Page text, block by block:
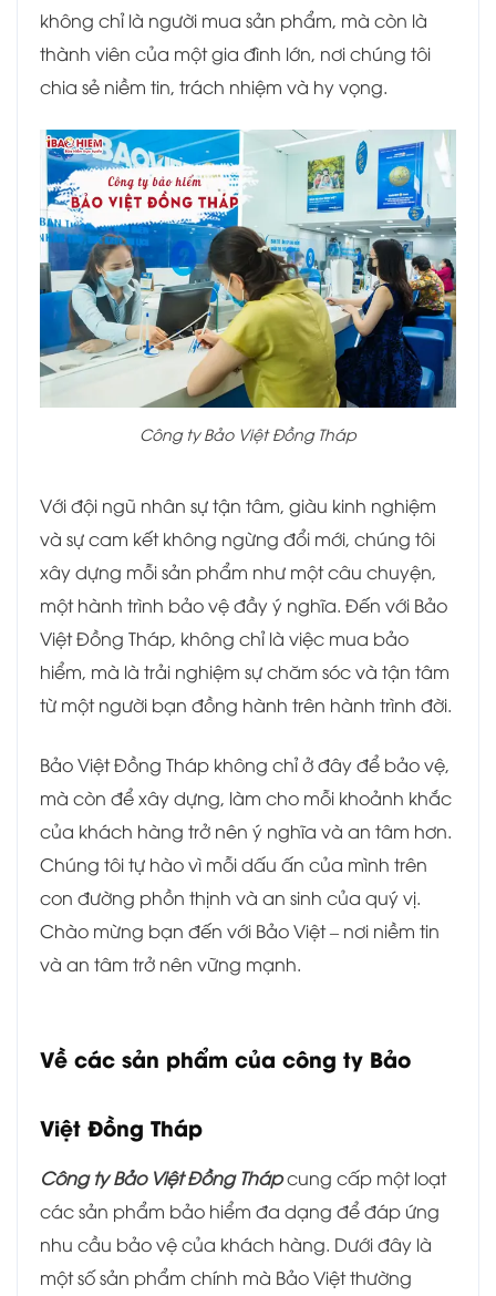
không chỉ là người mua sản phẩm, mà còn là
thành viên của một gia đình lớn, nơi chúng tôi
chia sẻ niềm tin, trách nhiệm và hy vọng.
Công ty Bảo Việt Đồng Tháp
Với đội ngũ nhân sự tận tâm, giàu kinh nghiệm
và sự cam kết không ngừng đổi mới, chúng tôi
xây dựng mỗi sản phẩm như một câu chuyện,
một hành trình bảo vệ đầy ý nghĩa. Đến với Bảo
Việt Đồng Tháp, không chỉ là việc mua bảo
hiểm, mà là trải nghiệm sự chăm sóc và tận tâm
từ một người bạn đồng hành trên hành trình đời.
Bảo Việt Đồng Tháp không chỉ ở đây để bảo vệ,
mà còn để xây dựng, làm cho mỗi khoảnh khắc
của khách hàng trở nên ý nghĩa và an tâm hơn.
Chúng tôi tự hào vì mỗi dấu ấn của mình trên
con đường phồn thịnh và an sinh của quý vị.
Chào mừng bạn đến với Bảo Việt – nơi niềm tin
và an tâm trở nên vững mạnh.
Về các sản phẩm của công ty Bảo
Việt Đồng Tháp
Công ty Bảo Việt Đồng Thápcung cấp một loạt
các sản phẩm bảo hiểm đa dạng để đáp ứng
nhu cầu bảo vệ của khách hàng. Dưới đây là
một số sản phẩm chính mà Bảo Việt thường